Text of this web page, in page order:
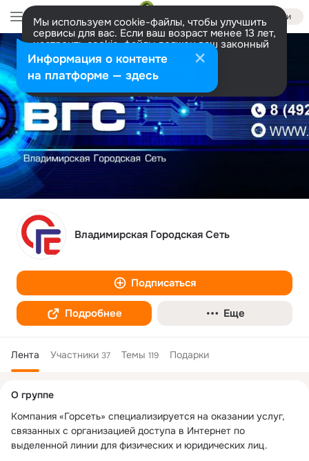
Войти
Мы используем cookie-файлы, чтобы улучшить
сервисы для вас. Если ваш возраст менее 13 лет,
настроить cookie-файлы должен ваш законный
представитель. Больше информации
Разрешить все Настроить
Владимирская Городская Сеть
Подписаться
Подробнее Еще
Лента Участники 37 Темы 119 Подарки
колонка
О группе
Компания «Горсеть» специализируется на оказании услуг,
связанных с организацией доступа в Интернет по
выделенной линии для физических и юридических лиц.
Информация о контенте
на платформе — здесь